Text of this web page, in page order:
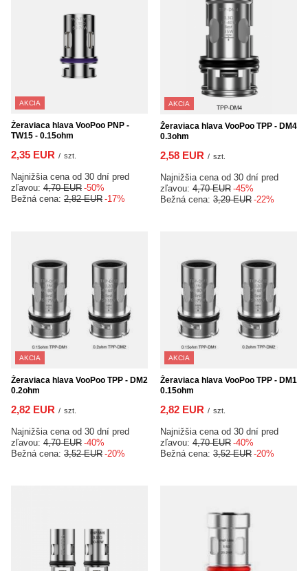
AKCIA
Žeraviaca hlava VooPoo PNP -
TW15 - 0.15ohm
2,35 EUR / szt.
Najnižšia cena od 30 dní pred
zľavou: 4,70 EUR -50%
Bežná cena: 2,82 EUR -17%
AKCIA
Žeraviaca hlava VooPoo TPP - DM4
0.3ohm
2,58 EUR / szt.
Najnižšia cena od 30 dní pred
zľavou: 4,70 EUR -45%
Bežná cena: 3,29 EUR -22%
AKCIA
Žeraviaca hlava VooPoo TPP - DM2
0.2ohm
2,82 EUR / szt.
Najnižšia cena od 30 dní pred
zľavou: 4,70 EUR -40%
Bežná cena: 3,52 EUR -20%
AKCIA
Žeraviaca hlava VooPoo TPP - DM1
0.15ohm
2,82 EUR / szt.
Najnižšia cena od 30 dní pred
zľavou: 4,70 EUR -40%
Bežná cena: 3,52 EUR -20%